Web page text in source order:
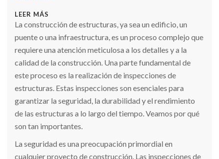
LEER MÁS
La construcción de estructuras, ya sea un edificio, un
puente o una infraestructura, es un proceso complejo que
requiere una atención meticulosa a los detalles y a la
calidad de la construcción. Una parte fundamental de
este proceso es la realización de inspecciones de
estructuras. Estas inspecciones son esenciales para
garantizar la seguridad, la durabilidad y el rendimiento
de las estructuras a lo largo del tiempo. Veamos por qué
son tan importantes.
La seguridad es una preocupación primordial en
cualquier proyecto de construcción. Las inspecciones de